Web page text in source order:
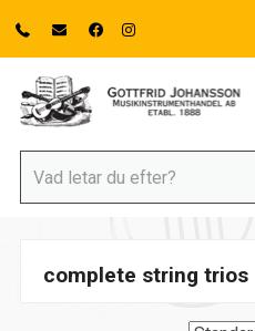
complete string trios